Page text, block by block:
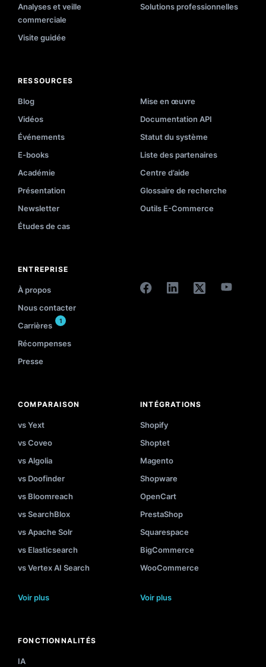
Analyses et veille
commerciale
Solutions professionnelles
Visite guidée
RESSOURCES
Blog
Mise en œuvre
Vidéos
Documentation API
Événements
Statut du système
E-books
Liste des partenaires
Académie
Centre d’aide
Présentation
Glossaire de recherche
Newsletter
Outils E-Commerce
Études de cas
ENTREPRISE
À propos
Nous contacter
Carrières
1
Récompenses
Presse
COMPARAISON
vs Yext
vs Coveo
vs Algolia
vs Doofinder
vs Bloomreach
vs SearchBlox
vs Apache Solr
vs Elasticsearch
vs Vertex AI Search
Voir plus
INTÉGRATIONS
Shopify
Shoptet
Magento
Shopware
OpenCart
PrestaShop
Squarespace
BigCommerce
WooCommerce
Voir plus
FONCTIONNALITÉS
IA